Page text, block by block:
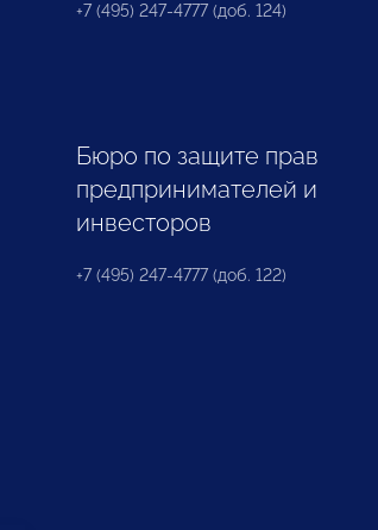
+7 (495) 247-4777 (доб. 124)
Бюро по защите прав
предпринимателей и
инвесторов
+7 (495) 247-4777 (доб. 122)